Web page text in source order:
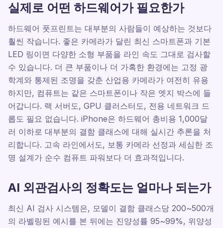
실제로 어떤 하드웨어가 필요한가
하드웨어 풋프린트는 대부분의 사람들이 예상하는 것보다
훨씬 작습니다. 좋은 카메라가 달린 최신 스마트폰과 기본
LED 링이면 다양한 소형 부품을 라인 속도 그대로 검사할
수 있습니다. 더 큰 부품이나 더 가혹한 환경에는 고정 광
학계와 통제된 조명을 갖춘 산업용 카메라가 여전히 유용
하지만, 컴퓨트는 같은 스마트폰이나 작은 엣지 박스에 들
어갑니다. 랙 서버도, GPU 클러스터도, 전용 네트워크 드
롭도 필요 없습니다. iPhone은 하드웨어 총비용 1,000달
러 이하로 대부분의 결함 클래스에 대해 실시간 추론을 처
리합니다. 고속 라인에서도, 보통 카메라 선정과 세심한 조
명 설계가 순수 컴퓨트 파워보다 더 효과적입니다.
AI 외관검사의 정확도는 얼마나 되는가
최신 AI 검사 시스템은, 모델이 결함 클래스당 200~500개
의 라벨링된 예시를 본 뒤에는 진양성률 95~99%, 위양성